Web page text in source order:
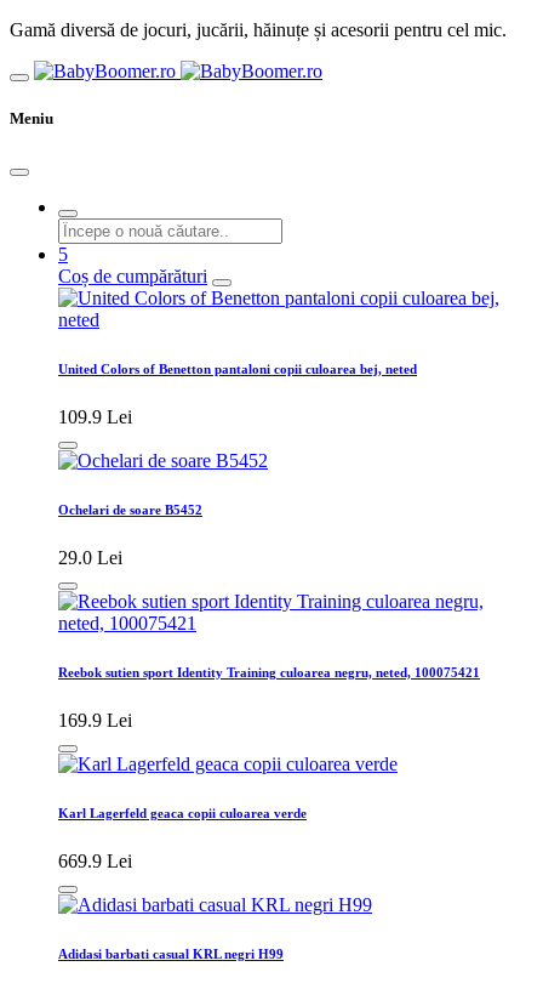
Gamă diversă de jocuri, jucării, hăinuțe și acesorii pentru cel mic.
Meniu
5
Coș de cumpărături
United Colors of Benetton pantaloni copii culoarea bej, neted
109.9 Lei
Ochelari de soare B5452
29.0 Lei
Reebok sutien sport Identity Training culoarea negru, neted, 100075421
169.9 Lei
Karl Lagerfeld geaca copii culoarea verde
669.9 Lei
Adidasi barbati casual KRL negri H99